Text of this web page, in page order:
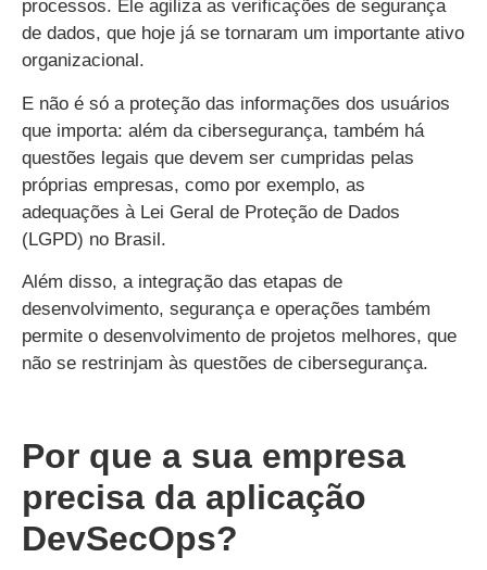
processos. Ele agiliza as verificações de segurança
de dados, que hoje já se tornaram um importante ativo
organizacional.
E não é só a proteção das informações dos usuários
que importa: além da cibersegurança, também há
questões legais que devem ser cumpridas pelas
próprias empresas, como por exemplo, as
adequações à Lei Geral de Proteção de Dados
(LGPD) no Brasil.
Além disso, a integração das etapas de
desenvolvimento, segurança e operações também
permite o desenvolvimento de projetos melhores, que
não se restrinjam às questões de cibersegurança.
Por que a sua empresa
precisa da aplicação
DevSecOps?